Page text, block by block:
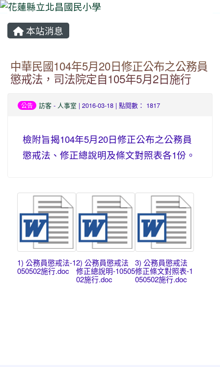
本站消息
中華民國104年5月20日修正公布之公務員
懲戒法，司法院定自105年5月2日施行
公告 訪客 - 人事室 | 2016-03-18 | 點閱數： 1817
檢附旨揭104年5月20日修正公布之公務員
懲戒法、修正總說明及條文對照表各1份。
1) 公務員懲戒法-1
050502施行.doc
2) 公務員懲戒法
修正總說明-10505
02施行.doc
3) 公務員懲戒法
修正條文對照表-1
050502施行.doc